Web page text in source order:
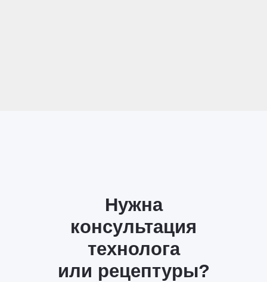
Нужна
консультация
технолога
или рецептуры?